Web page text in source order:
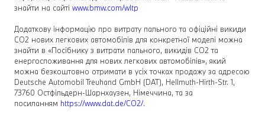
знайти на сайті www.bmw.com/wltp
Додаткову інформацію про витрату пального та офіційні викиди
СО2 нових легкових автомобілів для конкретної моделі можна
знайти в «Посібнику з витрати пального, викидів СО2 та
енергоспоживання для нових легкових автомобілів», який
можна безкоштовно отримати в усіх точках продажу за адресою
Deutsche Automobil Treuhand GmbH (DAT), Hellmuth-Hirth-Str. 1,
73760 Остфільдерн-Шарнхаузен, Німеччина, та за
посиланням https://www.dat.de/СО2/.